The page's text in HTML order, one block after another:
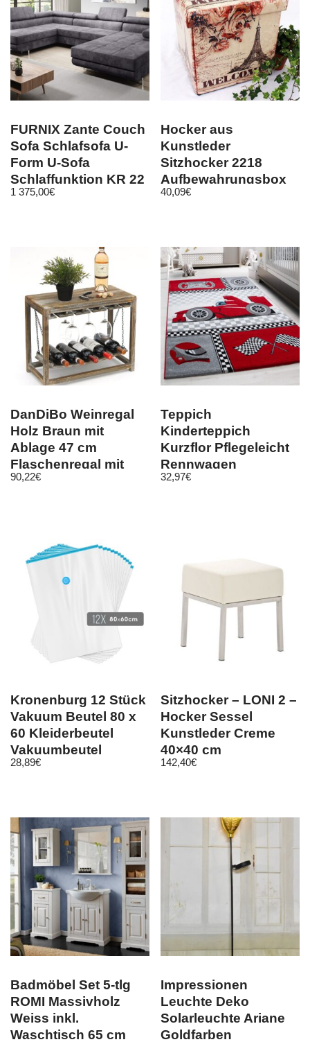
FURNIX Zante Couch
Sofa Schlafsofa U-
Form U-Sofa
Schlaffunktion KR 22
1 375,00€
Hocker aus
Kunstleder
Sitzhocker 2218
Aufbewahrungsbox
40 cm Sitzwürfel
40,09€
DanDiBo Weinregal
Holz Braun mit
Ablage 47 cm
Flaschenregal mit
Glashalter 9202-R
90,22€
Teppich
Kinderteppich
Kurzflor Pflegeleicht
Rennwagen
Kinderzimmer Rot
32,97€
Kronenburg 12 Stück
Vakuum Beutel 80 x
60 Kleiderbeutel
Vakuumbeutel
28,89€
Sitzhocker – LONI 2 –
Hocker Sessel
Kunstleder Creme
40×40 cm
142,40€
Badmöbel Set 5-tlg
ROMI Massivholz
Weiss inkl.
Waschtisch 65 cm
Impressionen
Leuchte Deko
Solarleuchte Ariane
Goldfarben